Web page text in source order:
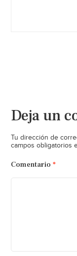
Deja un
Tu dirección de
campos obligatorios
Comentario *